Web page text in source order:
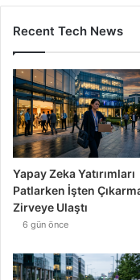
Recent Tech News
Yapay Zeka Yatırımları
Patlarken İşten
Zirveye Ulaştı
6 gün önce